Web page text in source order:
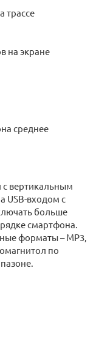
трассе
на экране
среднее
вертикальным
USB-входом с
больше
смартфона.
форматы – MP3,
по